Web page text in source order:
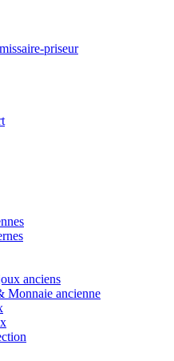
priseur
anciens
Monnaie ancienne